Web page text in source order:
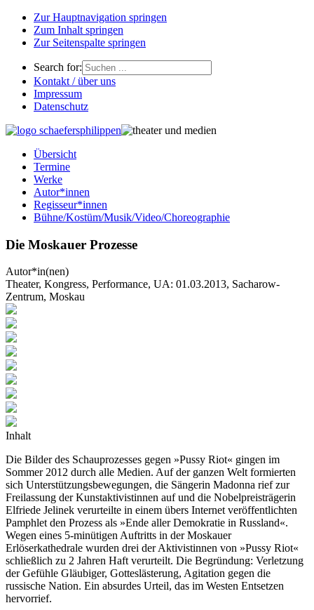
Zur Hauptnavigation springen
Zum Inhalt springen
Zur Seitenspalte springen
Search for:
Kontakt / über uns
Impressum
Datenschutz
Übersicht
Termine
Werke
Autor*innen
Regisseur*innen
Bühne/Kostüm/Musik/Video/Choreographie
Die Moskauer Prozesse
Autor*in(nen)
Theater, Kongress, Performance, UA: 01.03.2013, Sacharow-
Zentrum, Moskau
Inhalt
Die Bilder des Schauprozesses gegen »Pussy Riot« gingen im
Sommer 2012 durch alle Medien. Auf der ganzen Welt formierten
sich Unterstützungsbewegungen, die Sängerin Madonna rief zur
Freilassung der Kunstaktivistinnen auf und die Nobelpreisträgerin
Elfriede Jelinek verurteilte in einem übers Internet veröffentlichten
Pamphlet den Prozess als »Ende aller Demokratie in Russland«.
Wegen eines 5-minütigen Auftritts in der Moskauer
Erlöserkathedrale wurden drei der Aktivistinnen von »Pussy Riot«
schließlich zu 2 Jahren Haft verurteilt. Die Begründung: Verletzung
der Gefühle Gläubiger, Gotteslästerung, Agitation gegen die
russische Nation. Ein absurdes Urteil, das im Westen Entsetzen
hervorrief.